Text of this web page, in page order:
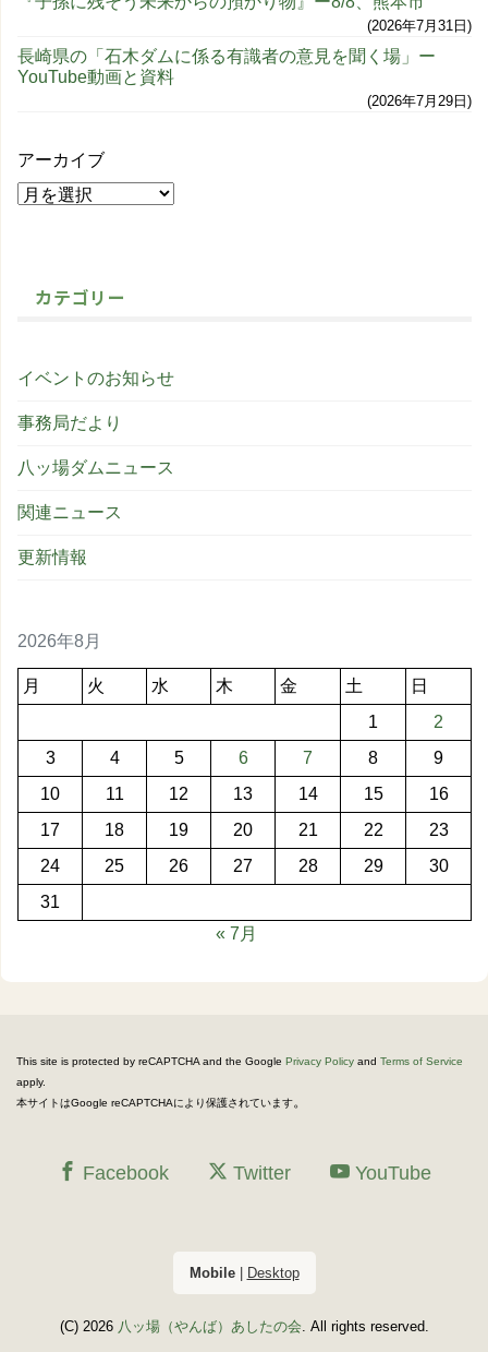
2026年7月31日
長崎県の「石木ダムに係る有識者の意見を聞く場」ー
YouTube動画と資料
2026年7月29日
アーカイブ
カテゴリー
イベントのお知らせ
事務局だより
八ッ場ダムニュース
関連ニュース
更新情報
2026年8月
月 火 水 木 金 土
日
1
2
3
4 5 6 7 8
9
10
11 12 13 14 15
16
17
18 19 20 21 22
23
24
25 26 27 28 29
30
31
« 7月
This site is protected by reCAPTCHA and the Google Privacy Policy and Terms of Service
apply.
本サイトはGoogle reCAPTCHAにより保護されています。
Facebook Twitter YouTube
Mobile| Desktop
(C) 2026 八ッ場（やんば）あしたの会 . All rights reserved.